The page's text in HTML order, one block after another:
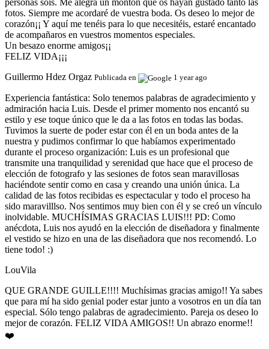
personas sois. Me alegra un montón que os hayan gustado tanto las
fotos. Siempre me acordaré de vuestra boda. Os deseo lo mejor de
corazón¡¡ Y aquí me tenéis para lo que necesitéis, estaré encantado
de acompañaros en vuestros momentos especiales.
Un besazo enorme amigos¡¡
FELIZ VIDA¡¡¡
Guillermo Hdez Orgaz Publicada en 1 year ago
Experiencia fantástica: Solo tenemos palabras de agradecimiento y
admiración hacia Luis. Desde el primer momento nos encantó su
estilo y ese toque único que le da a las fotos en todas las bodas.
Tuvimos la suerte de poder estar con él en un boda antes de la
nuestra y pudimos confirmar lo que habíamos experimentado
durante el proceso organización: Luis es un profesional que
transmite una tranquilidad y serenidad que hace que el proceso de
elección de fotografo y las sesiones de fotos sean maravillosas
haciéndote sentir como en casa y creando una unión única. La
calidad de las fotos recibidas es espectacular y todo el proceso ha
sido maravilllso. Nos sentimos muy bien con él y se creó un vínculo
inolvidable. MUCHÍSIMAS GRACIAS LUIS!!! PD: Como
anécdota, Luis nos ayudó en la elección de diseñadora y finalmente
el vestido se hizo en una de las diseñadora que nos recomendó. Lo
tiene todo! :)
LouVila
QUE GRANDE GUILLE!!!! Muchísimas gracias amigo!! Ya sabes
que para mí ha sido genial poder estar junto a vosotros en un día tan
especial. Sólo tengo palabras de agradecimiento. Pareja os deseo lo
mejor de corazón. FELIZ VIDA AMIGOS!! Un abrazo enorme!!
❤️